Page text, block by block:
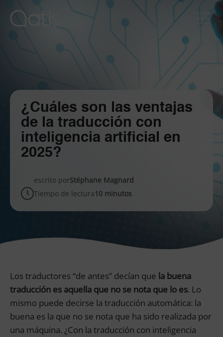
¿Cuáles son las ventajas
de la traducción con
inteligencia artificial en
2025?
escrito porStéphane Magnard
Tiempo de lectura10 minutos
Los traductores “de antes” decían que la buena
traducción es aquella que no se nota que lo es. Lo
mismo puede decirse la traducción automática: la
buena es la que no se nota que ha sido realizada por
una máquina. ¿Con la traducción con inteligencia